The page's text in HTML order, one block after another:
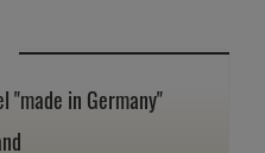
"made in Germany"